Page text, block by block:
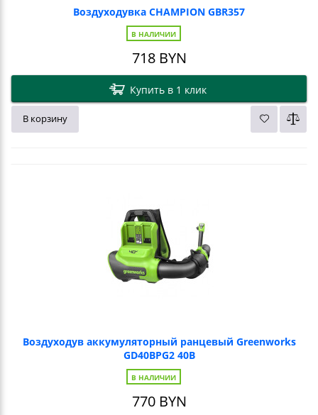
Воздуходувка CHAMPION GBR357
В НАЛИЧИИ
718BYN
Купить в 1 клик
В корзину
Воздуходув аккумуляторный ранцевый Greenworks
GD40BPG2 40В
В НАЛИЧИИ
770BYN